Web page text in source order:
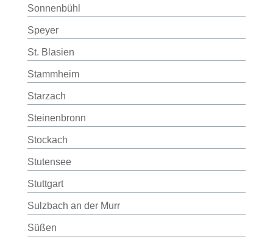
Sonnenbühl
Speyer
St. Blasien
Stammheim
Starzach
Steinenbronn
Stockach
Stutensee
Stuttgart
Sulzbach an der Murr
Süßen